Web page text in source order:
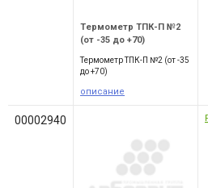
Термометр ТПК-П №2
(от -35 до +70)
Термометр ТПК-П №2 (от -35
до +70)
описание
00002940